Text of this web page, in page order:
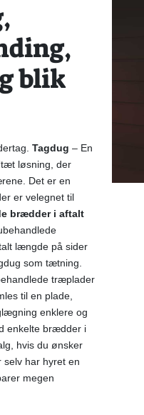
blik
Tagdug – En
løsning, der
Det er en
er velegnet til
brædder i aftalt
længde på sider
som tætning.
træplader
til en plade,
enklere og
enkelte brædder i
hvis du ønsker
selv har hyret en
megen